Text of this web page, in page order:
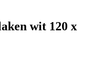
wit 120 x